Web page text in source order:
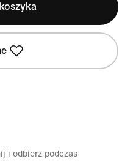
i odbierz podczas